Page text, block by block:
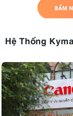
4.4. Ổn định
tương tự như trên
giảm rung máy khi
hoạt động kết hợp
Image Stabilization)
khả năng chống
4.5. Quay video
Hệ Thống Kyma